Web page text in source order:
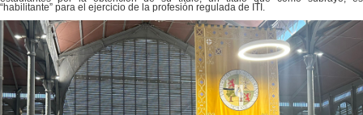
“habilitante” para el ejercicio de la profesión regulada de ITI.